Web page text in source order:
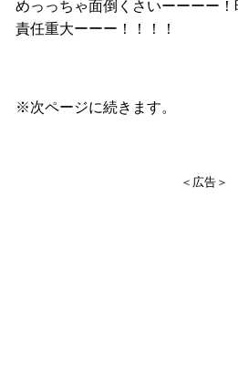
めっっちゃ面倒くさいーーーー
責任重大ーーー！！！！
※次ページに続きます。
＜広告＞